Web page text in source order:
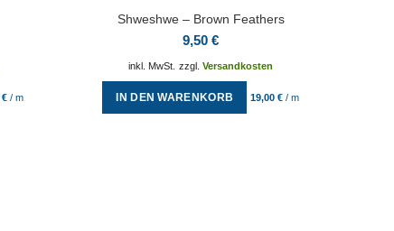
€/ m
Shweshwe – Brown Feathers
9,50€
inkl. MwSt. zzgl.Versandkosten
IN DEN WARENKORB 19,00€ /m